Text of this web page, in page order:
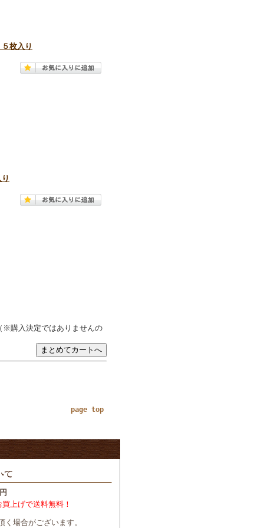
枚入り
※購入決定ではありませんの
page top
上げで送料無料！
場合がございます。